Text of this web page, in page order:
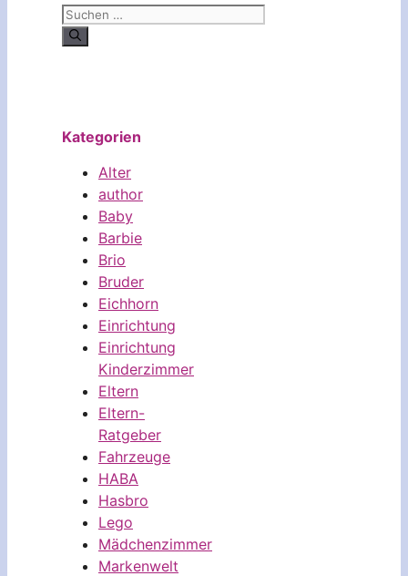
Suchen
nach:
Kategorien
Alter
author
Baby
Barbie
Brio
Bruder
Eichhorn
Einrichtung
Einrichtung
Kinderzimmer
Eltern
Eltern-
Ratgeber
Fahrzeuge
HABA
Hasbro
Lego
Mädchenzimmer
Markenwelt